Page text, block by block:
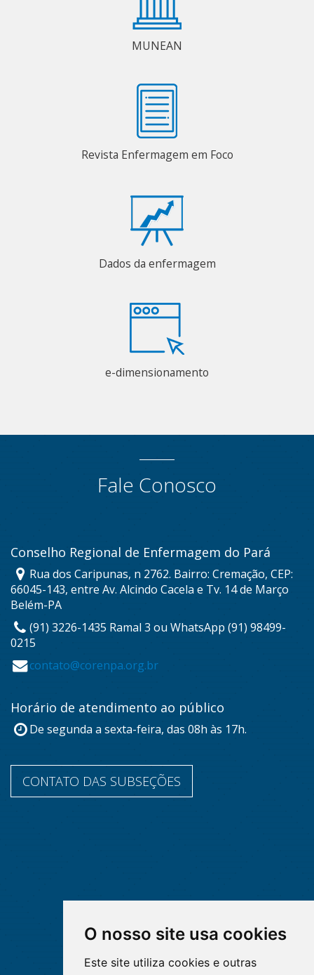
O nosso site usa cookies
Este site utiliza cookies e outras
MUNEAN
Revista Enfermagem em Foco
Dados da enfermagem
e-dimensionamento
Fale Conosco
Conselho Regional de Enfermagem do Pará
Rua dos Caripunas, n 2762. Bairro: Cremação, CEP:
66045-143, entre Av. Alcindo Cacela e Tv. 14 de Março
Belém-PA
(91) 3226-1435 Ramal 3 ou WhatsApp (91) 98499-
0215
contato@corenpa.org.br
Horário de atendimento ao público
De segunda a sexta-feira, das 08h às 17h.
CONTATO DAS SUBSEÇÕES